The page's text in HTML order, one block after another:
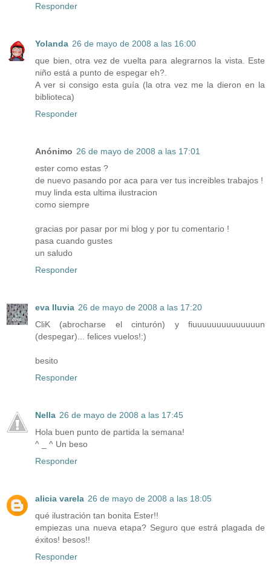
Responder
Yolanda 26 de mayo de 2008 a las 16:00
que bien, otra vez de vuelta para alegrarnos la vista. Este
niño está a punto de espegar eh?.
A ver si consigo esta guía (la otra vez me la dieron en la
biblioteca)
Responder
Anónimo 26 de mayo de 2008 a las 17:01
ester como estas ?
de nuevo pasando por aca para ver tus increibles trabajos !
muy linda esta ultima ilustracion
como siempre
gracias por pasar por mi blog y por tu comentario !
pasa cuando gustes
un saludo
Responder
eva lluvia 26 de mayo de 2008 a las 17:20
CliK (abrocharse el cinturón) y fiuuuuuuuuuuuuuun
(despegar)... felices vuelos!:)
besito
Responder
Nella 26 de mayo de 2008 a las 17:45
Hola buen punto de partida la semana!
^ _ ^ Un beso
Responder
alicia varela 26 de mayo de 2008 a las 18:05
qué ilustración tan bonita Ester!!
empiezas una nueva etapa? Seguro que estrá plagada de
éxitos! besos!!
Responder